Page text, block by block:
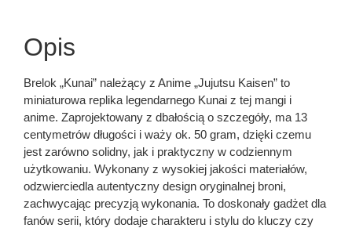
Opis
Brelok „Kunai” należący z Anime „Jujutsu Kaisen” to
miniaturowa replika legendarnego Kunai z tej mangi i
anime. Zaprojektowany z dbałością o szczegóły, ma 13
centymetrów długości i waży ok. 50 gram, dzięki czemu
jest zarówno solidny, jak i praktyczny w codziennym
użytkowaniu. Wykonany z wysokiej jakości materiałów,
odzwierciedla autentyczny design oryginalnej broni,
zachwycając precyzją wykonania. To doskonały gadżet dla
fanów serii, który dodaje charakteru i stylu do kluczy czy